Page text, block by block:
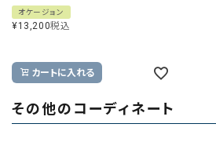
オケージョン
¥13,200税込
カートに入れる
その他のコーディネート